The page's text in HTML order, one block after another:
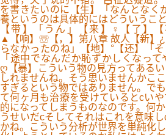
を書きたいのに【生】「なんとなく
養というのは具体的にはどういうこ
【带】「うん」【来】♀【了】
▲【响】☏【，】第八章 故人【新】
らなかったのね」【地】°【还】「
「途中でなんだか恥ずかしくなって
ღ【暴】こういう物の見方ってある
しれませんね。そう思いませんかこ
すぎるという物ではありません。で
て何ヶ月も治療を受けているとcい
的になってしまうものなのです。何
うせいだcそしてそれはこれを意味
かね。こういう分析が世界を単純化